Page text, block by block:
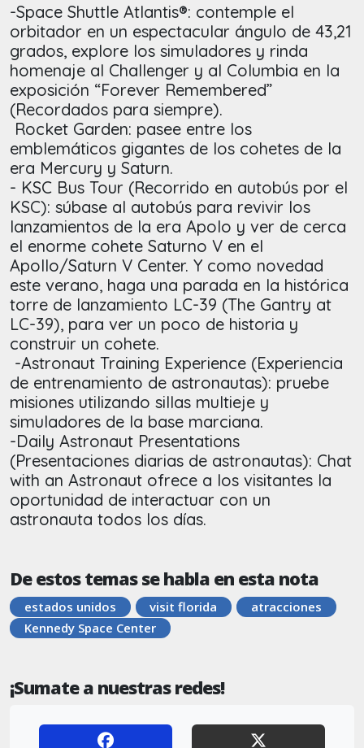
-Space Shuttle Atlantis®: contemple el
orbitador en un espectacular ángulo de 43,21
grados, explore los simuladores y rinda
homenaje al Challenger y al Columbia en la
exposición “Forever Remembered”
(Recordados para siempre).
Rocket Garden: pasee entre los
emblemáticos gigantes de los cohetes de la
era Mercury y Saturn.
- KSC Bus Tour (Recorrido en autobús por el
KSC): súbase al autobús para revivir los
lanzamientos de la era Apolo y ver de cerca
el enorme cohete Saturno V en el
Apollo/Saturn V Center. Y como novedad
este verano, haga una parada en la histórica
torre de lanzamiento LC-39 (The Gantry at
LC-39), para ver un poco de historia y
construir un cohete.
-Astronaut Training Experience (Experiencia
de entrenamiento de astronautas): pruebe
misiones utilizando sillas multieje y
simuladores de la base marciana.
-Daily Astronaut Presentations
(Presentaciones diarias de astronautas): Chat
with an Astronaut ofrece a los visitantes la
oportunidad de interactuar con un
astronauta todos los días.
De estos temas se habla en esta nota
estados unidos visit florida
atracciones
Kennedy Space Center
¡Sumate a nuestras redes!